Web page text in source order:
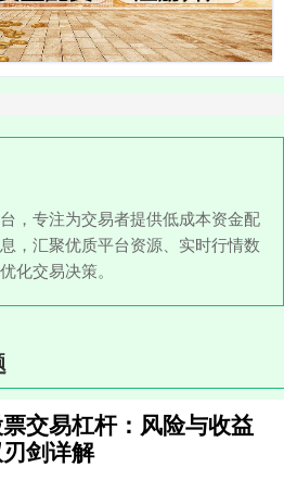
，专注为交易者提供低成本资金配
，汇聚优质平台资源、实时行情数
化交易决策。
交易杠杆：风险与收益
剑详解